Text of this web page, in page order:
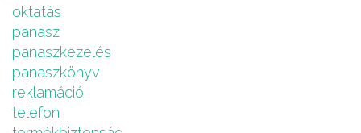
oktatás
panasz
panaszkezelés
panaszkönyv
reklamáció
telefon